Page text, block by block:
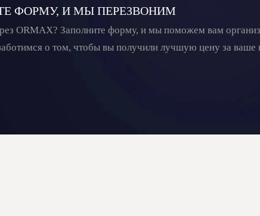
ФОРМУ, И МЫ ПЕРЕЗВОНИМ
ORMAX? Заполните форму, и мы поможем вам
о том, чтобы вы получили лучшую цену за ваше